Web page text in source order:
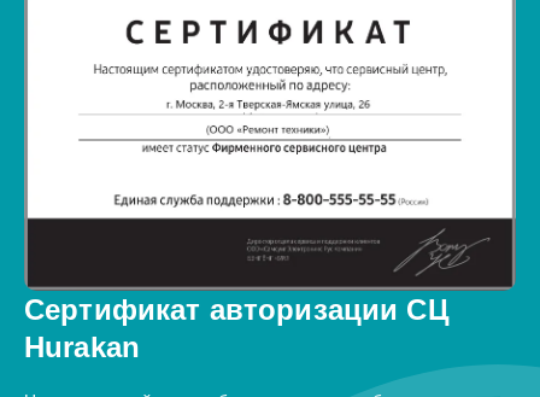
Сертификат авторизации СЦ
Hurakan